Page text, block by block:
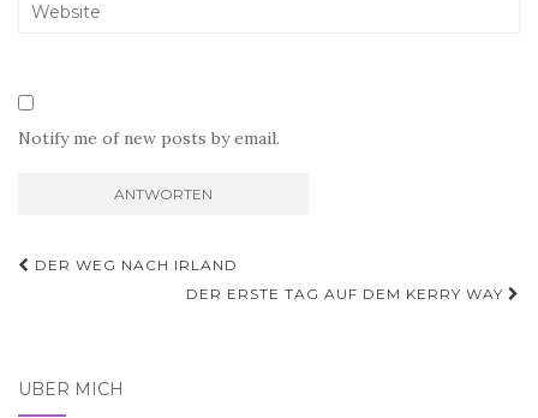
Notify me of new posts by email.
Beitragsnavigation
DER WEG NACH IRLAND
DER ERSTE TAG AUF DEM KERRY WAY
ÜBER MICH